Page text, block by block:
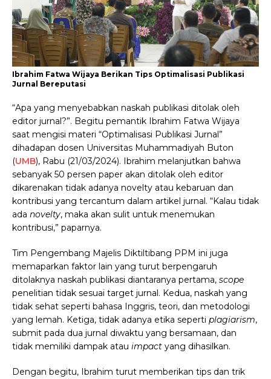
Ibrahim Fatwa Wijaya Berikan Tips Optimalisasi Publikasi
Jurnal Bereputasi
“Apa yang menyebabkan naskah publikasi ditolak oleh
editor jurnal?”. Begitu pemantik Ibrahim Fatwa Wijaya
saat mengisi materi “Optimalisasi Publikasi Jurnal”
dihadapan dosen Universitas Muhammadiyah Buton
(UMB), Rabu (21/03/2024). Ibrahim melanjutkan bahwa
sebanyak 50 persen paper akan ditolak oleh editor
dikarenakan tidak adanya novelty atau kebaruan dan
kontribusi yang tercantum dalam artikel jurnal. “Kalau tidak
ada novelty, maka akan sulit untuk menemukan
kontribusi,” paparnya.
Tim Pengembang Majelis Diktiltibang PPM ini juga
memaparkan faktor lain yang turut berpengaruh
ditolaknya naskah publikasi diantaranya pertama, scope
penelitian tidak sesuai target jurnal. Kedua, naskah yang
tidak sehat seperti bahasa Inggris, teori, dan metodologi
yang lemah. Ketiga, tidak adanya etika seperti plagiarism,
submit pada dua jurnal diwaktu yang bersamaan, dan
tidak memiliki dampak atau impact yang dihasilkan.
Dengan begitu, Ibrahim turut memberikan tips dan trik